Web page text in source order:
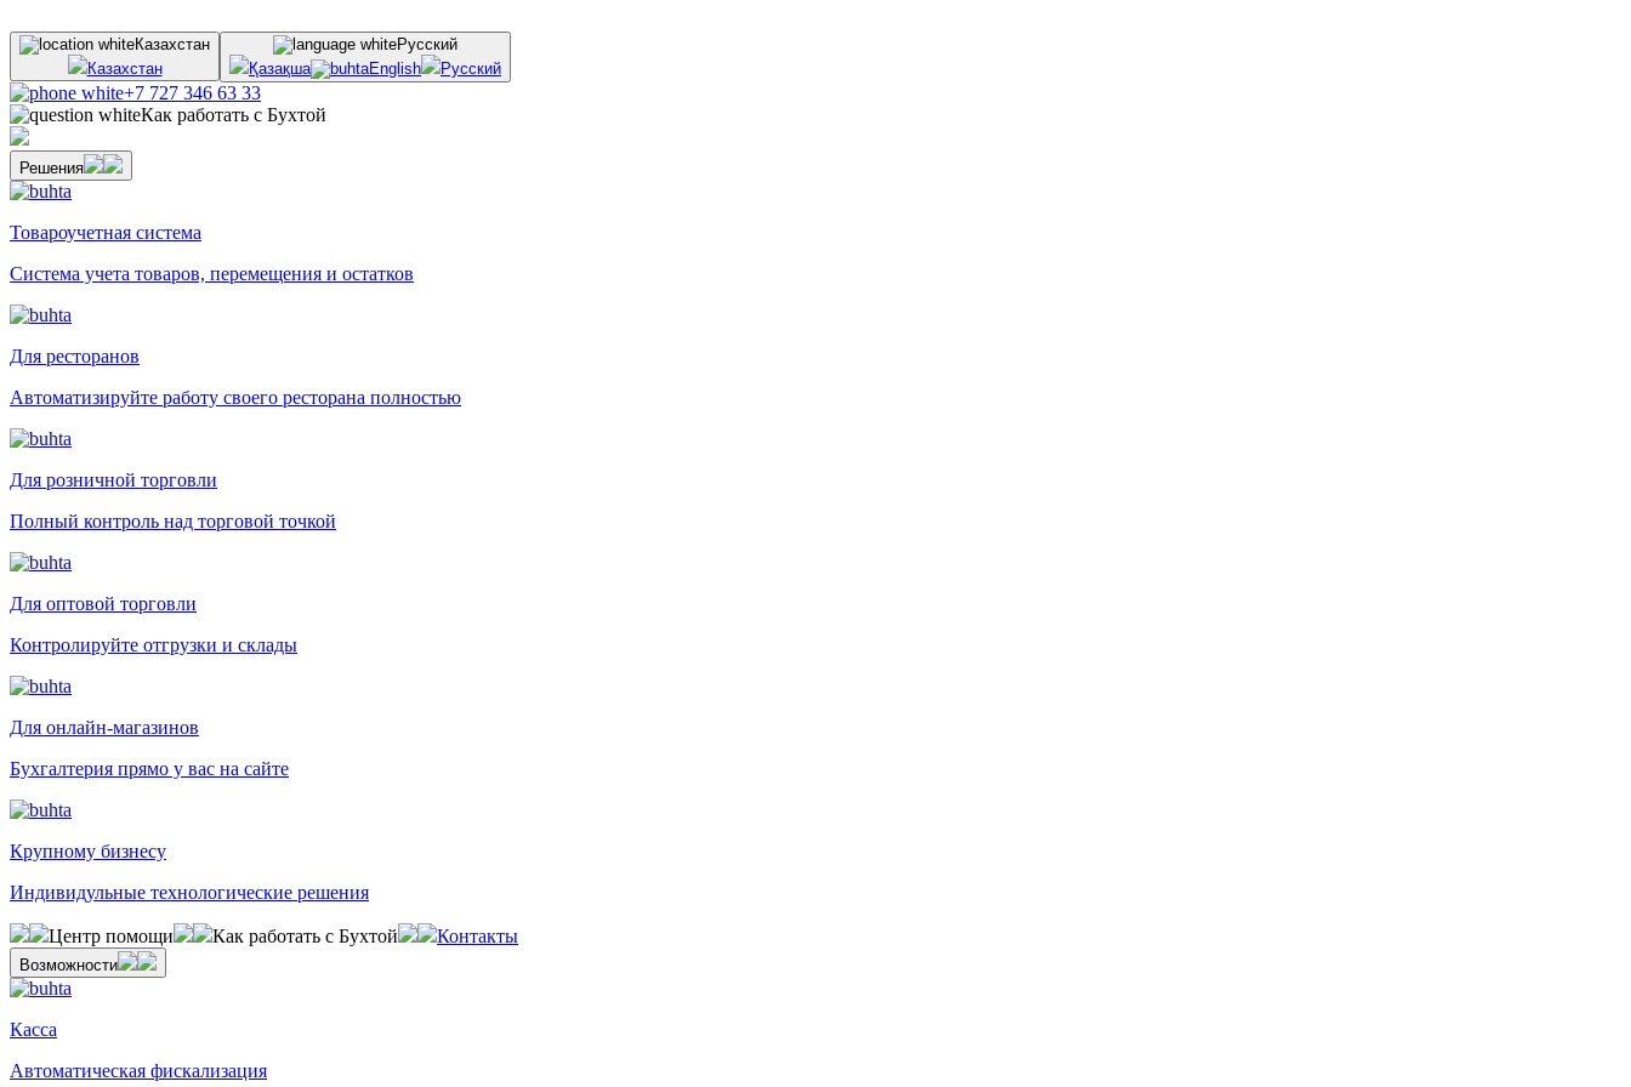
Казахстан
Казахстан
Русский
Қазақша
English Русский
+7 727 346 63 33
Как работать с Бухтой
Решения
Товароучетная система
Система учета товаров, перемещения и остатков
Для ресторанов
Автоматизируйте работу своего ресторана полностью
Для розничной торговли
Полный контроль над торговой точкой
Для оптовой торговли
Контролируйте отгрузки и склады
Для онлайн-магазинов
Бухгалтерия прямо у вас на сайте
Крупному бизнесу
Индивидульные технологические решения
Центр помощи Как работать с Бухтой Контакты
Возможности
Касса
Автоматическая фискализация